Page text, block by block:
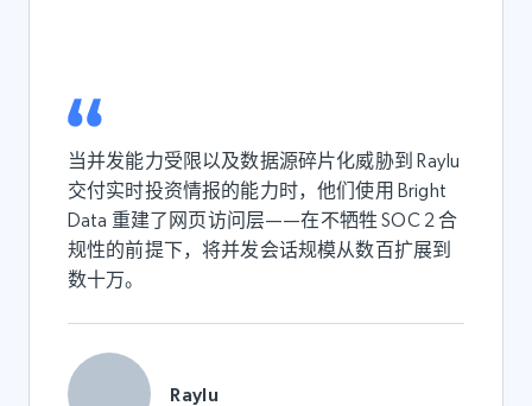
当并发能力受限以及数据源碎片化威胁到 Raylu
交付实时投资情报的能力时，他们使用 Bright
Data 重建了网页访问层——在不牺牲 SOC 2 合
规性的前提下，将并发会话规模从数百扩展到
数十万。
Raylu